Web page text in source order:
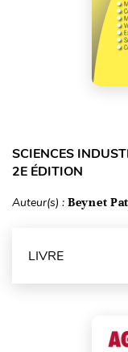
SCIENCES
2E ÉDITION
Auteur(s) : Beynet
LIVRE